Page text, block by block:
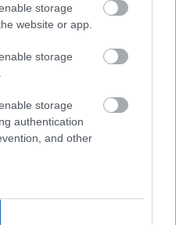
storage
website or app.
storage
storage
authentication
and other